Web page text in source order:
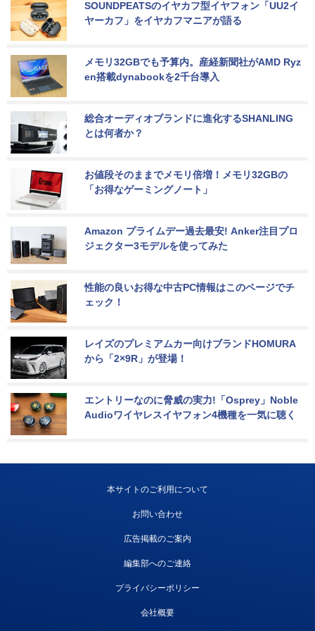
SOUNDPEATSのイヤカフ型イヤフォン「UU2イ
ヤーカフ」をイヤカフマニアが語る
メモリ32GBでも予算内。産経新聞社がAMD Ryz
en搭載dynabookを2千台導入
総合オーディオブランドに進化するSHANLING
とは何者か？
お値段そのままでメモリ倍増！メモリ32GBの
「お得なゲーミングノート」
Amazon プライムデー過去最安! Anker注目プロ
ジェクター3モデルを使ってみた
性能の良いお得な中古PC情報はこのページでチ
ェック！
レイズのプレミアムカー向けブランドHOMURA
から「2×9R」が登場！
エントリーなのに脅威の実力!「Osprey」Noble
Audioワイヤレスイヤフォン4機種を一気に聴く
本サイトのご利用について
お問い合わせ
広告掲載のご案内
編集部へのご連絡
プライバシーポリシー
会社概要